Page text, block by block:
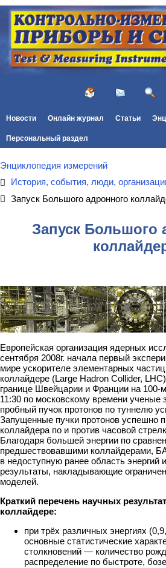
Новости Онлайн журнал Статьи
Персональный раздел
Энциклопедия измерений
История, события, люди,
Запуск Большого адронного
Запуск Большого
Европейская организация ядерных
сентября 2008г. начала первый
мире ускорителе элементарных
коллайдере (Large Hadron Collider,
границе Швейцарии и Франции на 100-
11:30 по московскому времени ученые
пробный пучок протонов по туннелю
Запущенные пучки протонов успешно
коллайдера по и против часовой
Благодаря большей энергии по
предшествовавшими коллайдерами,
в недоступную ранее область энергий
результаты, накладывающие
моделей.
Краткий перечень научных
коллайдере:
при трёх различных энергиях
основные статистические
столкновений — количество
распределение по быстроте,